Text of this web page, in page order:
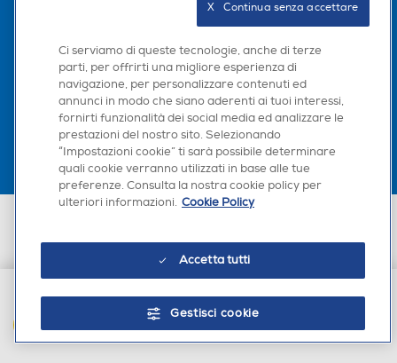
AGGIUNGI AL CARRELLO
Connettività con lo smartphone
al TV
smartphone Android sul grande schermo
del TV in tutta semplicità grazie alla
compatibilità con Apple AirPlay e
il tuo
Scarica la nostra app
n. 13337170156. Codice intermediario SDI: HHBD9AK. Vendite soggette
agli Artt. 45 e ss del Codice del Consumo in tema di Diritti dei
Ci serviamo di queste tecnologie, anche di terze
parti, per offrirti una migliore esperienza di
navigazione, per personalizzare contenuti ed
annunci in modo che siano aderenti ai tuoi interessi,
fornirti funzionalità dei social media ed analizzare le
prestazioni del nostro sito. Selezionando
“Impostazioni cookie” ti sarà possibile determinare
quali cookie verranno utilizzati in base alle tue
preferenze. Consulta la nostra cookie policy per
ulteriori informazioni. Cookie Policy
Accetta tutti
Gestisci cookie
X   Continua senza accettare